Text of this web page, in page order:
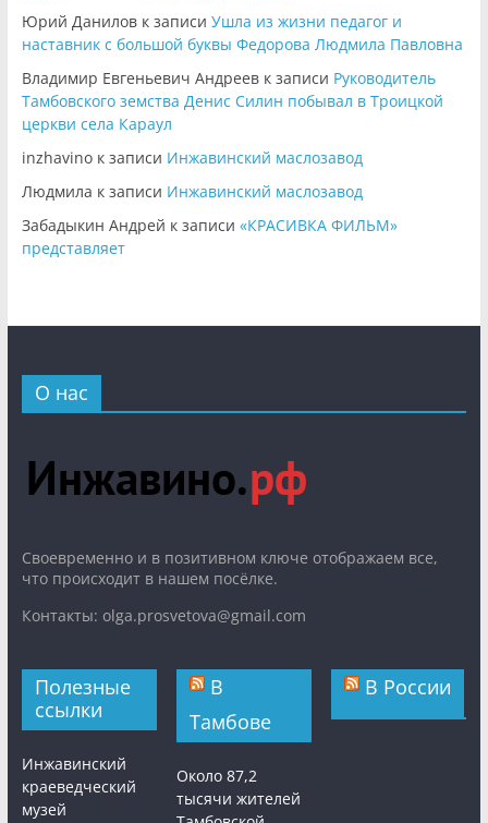
Юрий Даниловк записи Ушла из жизни педагог и
наставник с большой буквы Федорова Людмила Павловна
Владимир Евгеньевич Андреевк записи Руководитель
Тамбовского земства Денис Силин побывал в Троицкой
церкви села Караул
inzhavinoк записи Инжавинский маслозавод
Людмила к записи Инжавинский маслозавод
Забадыкин Андрей к записи «КРАСИВКА ФИЛЬМ»
представляет
О нас
Cвоевременно и в позитивном ключе отображаем все,
что происходит в нашем посёлке.
Контакты: olga.prosvetova@gmail.com
Полезные
ссылки
Инжавинский
краеведческий
музей
В
Тамбове
Около 87,2
тысячи жителей
В России